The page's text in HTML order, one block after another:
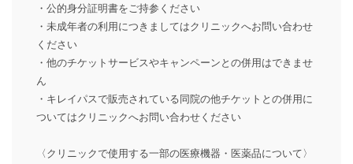
・公的身分証明書をご持参ください
・未成年者の利用につきましてはクリニックへお問い合わせ
ください
・他のチケットサービスやキャンペーンとの併用はできませ
ん
・キレイパスで販売されている同院の他チケットとの併用に
ついてはクリニックへお問い合わせください
〈クリニックで使用する一部の医療機器・医薬品について〉